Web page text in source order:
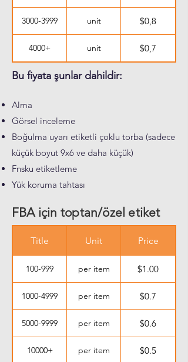
3000-3999 unit $0,8
4000+ unit $0,7
Bu fiyata şunlar dahildir:
Alma
Görsel inceleme
Boğulma uyarı etiketli çoklu torba (sadece
küçük boyut 9x6 ve daha küçük)
Fnsku etiketleme
Yük koruma tahtası
FBA için toptan/özel etiket
Title Unit Price
100-999 per item $1.00
1000-4999 per item $0.7
5000-9999 per item $0.6
10000+ per item $0.5